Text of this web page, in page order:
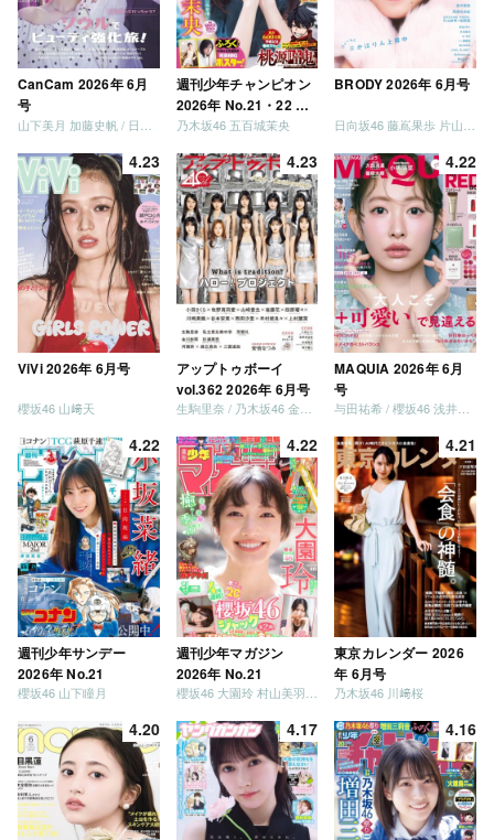
CanCam 2026年 6月
号
週刊少年チャンピオン
2026年 No.21・22 合
併号
乃木坂46 五百城茉央
BRODY 2026年 6月号
4.23
ViVi 2026年 6月号
櫻坂46 山﨑天
4.23
アップトゥボーイ
vol.362 2026年 6月号
生駒里奈 / 乃木坂46 金川紗耶 森平麗心
4.22
MAQUIA 2026年 6月
号
与田祐希 / 櫻坂46 浅井恋乃未
4.22
週刊少年サンデー
2026年 No.21
櫻坂46 山下瞳月
4.22
週刊少年マガジン
2026年 No.21
4.21
東京カレンダー 2026
年 6月号
乃木坂46 川﨑桜
4.20 4.17 4.16